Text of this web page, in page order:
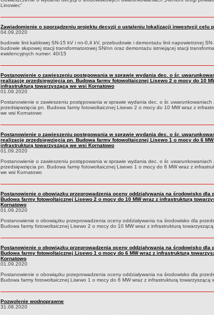
Linowiec”
Zawiadomienie o sporządzeniu projektu decyzji o ustaleniu lokalizacji inwestycji celu
04.09.2020
budowie linii kablowej SN-15 kV i nn-0,4 kV, przebudowie i demontażu linii napowietrznej
budowie słupowej stacji transformatorowej SN/nn oraz demontażu istniejącej stacji
ewidencyjnych numer: 40/15
Postanowienie o zawieszeniu postępowania w sprawie wydania dec. o śr.
realizację przedsięwzięcia pn. Budowa farmy fotowoltaicznej Lisewo 2 o mocy do 10
infrastrukturą towarzyszącą we wsi Kornatowo
01.09.2020
Postanowienie o zawieszeniu postępowania w sprawie wydania dec. o śr. uwarunkowaniach
przedsięwzięcia pn. Budowa farmy fotowoltaicznej Lisewo 2 o mocy do 10 MW wraz z
we wsi Kornatowo
Postanowienie o zawieszeniu postępowania w sprawie wydania dec. o śr.
realizację przedsięwzięcia pn. Budowa farmy fotowoltaicznej Lisewo 1 o mocy do 6
infrastrukturą towarzyszącą we wsi Kornatowo
01.09.2020
Postanowienie o zawieszeniu postępowania w sprawie wydania dec. o śr. uwarunkowaniach
przedsięwzięcia pn. Budowa farmy fotowoltaicznej Lisewo 1 o mocy do 6 MW wraz z
we wsi Kornatowo
Postanowienie o obowiązku przeprowadzenia oceny oddziaływania na środowisko dla
Budowa farmy fotowoltaicznej Lisewo 2 o mocy do 10 MW wraz z infrastrukturą
Kornatowo
01.09.2020
Postanowienie o obowiązku przeprowadzenia oceny oddziaływania na środowisko dla
Budowa farmy fotowoltaicznej Lisewo 2 o mocy do 10 MW wraz z infrastrukturą
Postanowienie o obowiązku przeprowadzenia oceny oddziaływania na środowisko dla
Budowa farmy fotowoltaicznej Lisewo 1 o mocy do 6 MW wraz z infrastrukturą
Kornatowo
01.09.2020
Postanowienie o obowiązku przeprowadzenia oceny oddziaływania na środowisko dla
Budowa farmy fotowoltaicznej Lisewo 1 o mocy do 6 MW wraz z infrastrukturą towarzyszącą
Pozwolenie wodnoprawne
31.08.2020